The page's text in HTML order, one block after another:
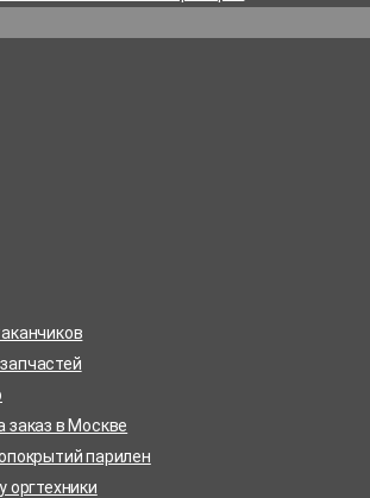
заказ в Москве
парилен
оргтехники